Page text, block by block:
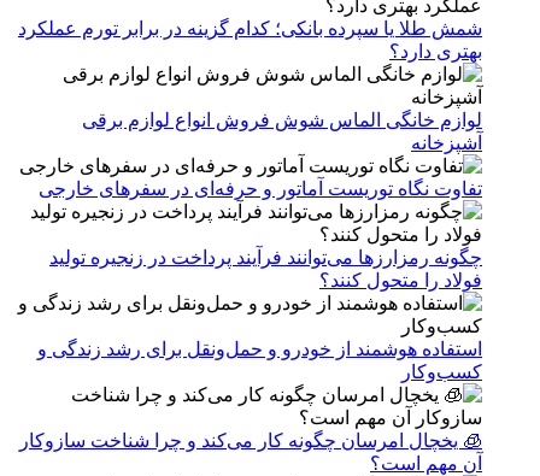
شمش طلا یا سپرده بانکی؛ کدام گزینه در برابر تورم عملکرد
بهتری دارد؟
لوازم خانگی الماس شوش فروش انواع لوازم برقی
آشپزخانه
تفاوت نگاه توریست آماتور و حرفه‌ای در سفرهای خارجی
چگونه رمزارزها می‌توانند فرآیند پرداخت در زنجیره تولید
فولاد را متحول کنند؟
استفاده هوشمند از خودرو و حمل‌ونقل برای رشد زندگی و
کسب‌وکار
🧊 یخچال امرسان چگونه کار می‌کند و چرا شناخت سازوکار
آن مهم است؟